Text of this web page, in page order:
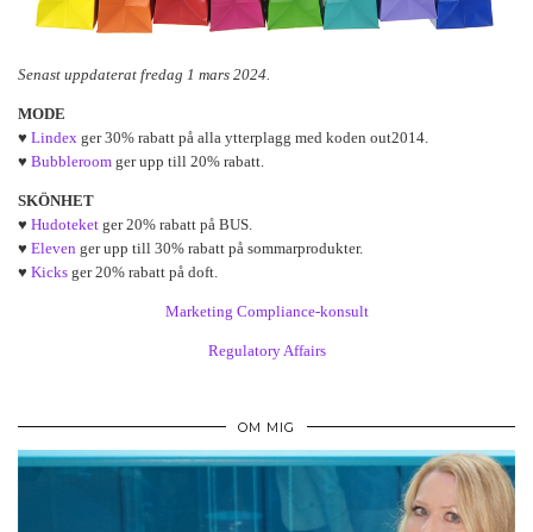
Senast uppdaterat fredag 1 mars 2024.
MODE
♥ Lindex ger 30% rabatt på alla ytterplagg med koden out2014.
♥ Bubbleroom ger upp till 20% rabatt.
SKÖNHET
♥ Hudoteket ger 20% rabatt på BUS.
♥ Eleven ger upp till 30% rabatt på sommarprodukter.
♥ Kicks ger 20% rabatt på doft.
Marketing Compliance-konsult
Regulatory Affairs
OM MIG